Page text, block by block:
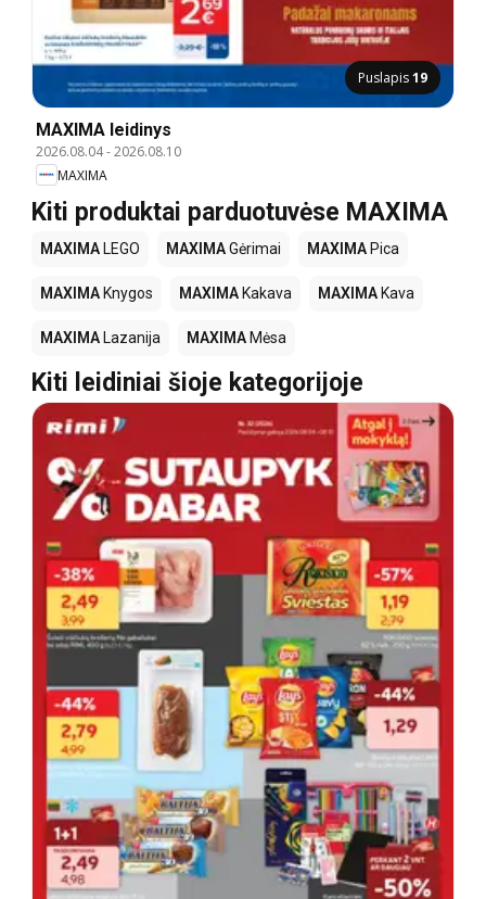
Puslapis19
MAXIMA leidinys
2026.08.04-2026.08.10
MAXIMA
Kiti produktai parduotuvėse MAXIMA
MAXIMA LEGO MAXIMAGėrimai MAXIMA Pica
MAXIMA Knygos MAXIMA Kakava MAXIMA Kava
MAXIMA Lazanija MAXIMA Mėsa
Kiti leidiniai šioje kategorijoje